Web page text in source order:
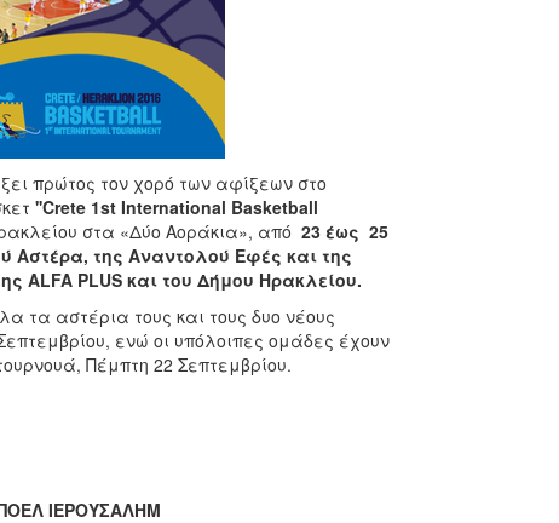
πρώτος τον χορό των αφίξεων στο
''Crete 1st International Basketball
στα «Δύο Αοράκια», από 23 έως 25
Αστέρα, της Αναντολού Εφές και της
ALFA PLUS και του Δήμου Ηρακλείου.
τα αστέρια τους και τους δυο νέους
ενώ οι υπόλοιπες ομάδες έχουν
Πέμπτη 22 Σεπτεμβρίου.
ΙΕΡΟΥΣΑΛΗΜ